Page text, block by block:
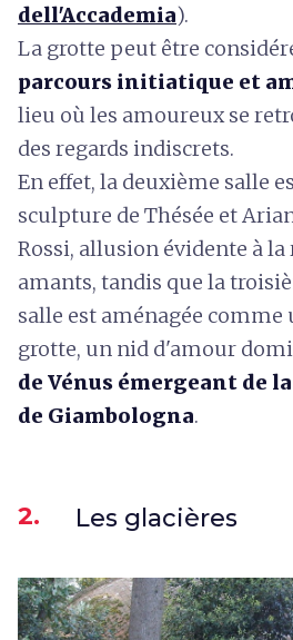
dell'Accademia).
La grotte peut être
parcours initiatique et
lieu où les amoureux se
des regards indiscrets.
En effet, la deuxième salle
sculpture de Thésée et
Rossi, allusion évidente à la
amants, tandis que la
salle est aménagée comme
grotte, un nid d'amour
de Vénus émergeant de
de Giambologna.
2. Les glacières